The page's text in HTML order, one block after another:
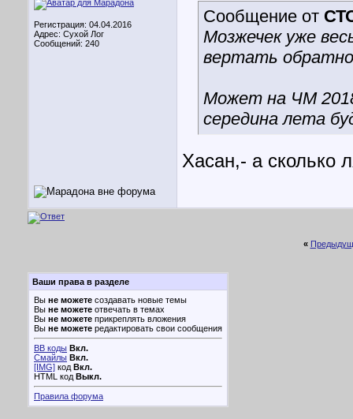
Регистрация: 04.04.2016
Адрес: Сухой Лог
Сообщений: 240
Сообщение от
Мозжечек уже
вертать
Может на ЧМ 2018
середина лета
Хасан,- а сколько
«
Ваши права в разделе
Вы не можете создавать новые темы
Вы не можете отвечать в темах
Вы не можете прикреплять вложения
Вы не можете редактировать свои сообщения
BB коды Вкл.
Смайлы Вкл.
[IMG] код Вкл.
HTML код Выкл.
Правила форума